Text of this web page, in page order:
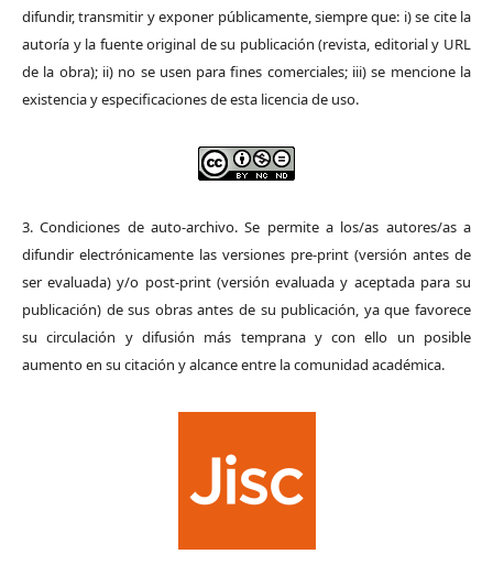
difundir, transmitir y exponer públicamente, siempre que: i) se cite la
autoría y la fuente original de su publicación (revista, editorial y URL
de la obra); ii) no se usen para fines comerciales; iii) se mencione la
existencia y especificaciones de esta licencia de uso.
3. Condiciones de auto-archivo. Se permite a los/as autores/as a
difundir electrónicamente las versiones pre-print (versión antes de
ser evaluada) y/o post-print (versión evaluada y aceptada para su
publicación) de sus obras antes de su publicación, ya que favorece
su circulación y difusión más temprana y con ello un posible
aumento en su citación y alcance entre la comunidad académica.